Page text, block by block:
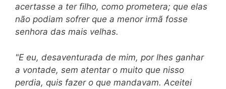
acertasse a ter filho, como prometera; que elas
não podiam sofrer que a menor irmã fosse
senhora das mais velhas.
"E eu, desaventurada de mim, por lhes ganhar
a vontade, sem atentar o muito que nisso
perdia, quis fazer o que mandavam. Aceitei